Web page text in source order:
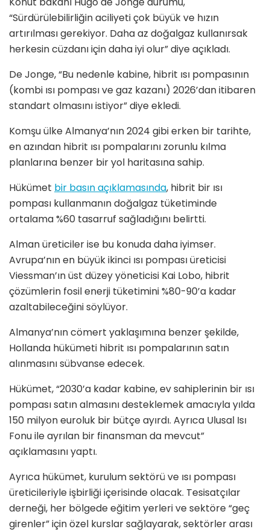
“Sürdürülebilirliğin aciliyeti çok büyük ve hızın
artırılması gerekiyor. Daha az doğalgaz kullanırsak
herkesin cüzdanı için daha iyi olur” diye açıkladı.
De Jonge, “Bu nedenle kabine, hibrit ısı pompasının
(kombi ısı pompası ve gaz kazanı) 2026’dan itibaren
standart olmasını istiyor” diye ekledi.
Komşu ülke Almanya’nın 2024 gibi erken bir tarihte,
en azından hibrit ısı pompalarını zorunlu kılma
planlarına benzer bir yol haritasına sahip.
Hükümet bir basın açıklamasında, hibrit bir ısı
pompası kullanmanın doğalgaz tüketiminde
ortalama %60 tasarruf sağladığını belirtti.
Alman üreticiler ise bu konuda daha iyimser.
Avrupa’nın en büyük ikinci ısı pompası üreticisi
Viessman’ın üst düzey yöneticisi Kai Lobo, hibrit
çözümlerin fosil enerji tüketimini %80-90’a kadar
azaltabileceğini söylüyor.
Almanya’nın cömert yaklaşımına benzer şekilde,
Hollanda hükümeti hibrit ısı pompalarının satın
alınmasını sübvanse edecek.
Hükümet, “2030’a kadar kabine, ev sahiplerinin bir ısı
pompası satın almasını desteklemek amacıyla yılda
150 milyon euroluk bir bütçe ayırdı. Ayrıca Ulusal Isı
Fonu ile ayrılan bir finansman da mevcut”
açıklamasını yaptı.
Ayrıca hükümet, kurulum sektörü ve ısı pompası
üreticileriyle işbirliği içerisinde olacak. Tesisatçılar
derneği, her bölgede eğitim yerleri ve sektöre “geç
girenler” için özel kurslar sağlayarak, sektörler arası